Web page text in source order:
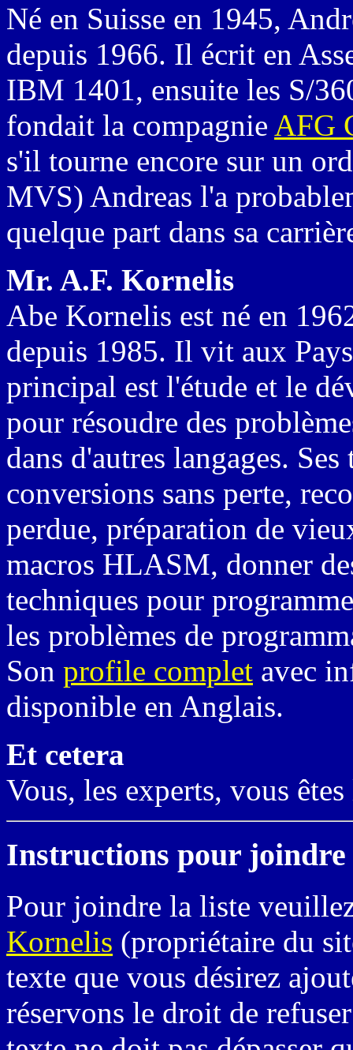
Né en Suisse en 1945,
depuis 1966. Il écrit en
IBM 1401, ensuite les S/
fondait la compagnie AFG
s'il tourne encore sur un
MVS) Andreas l'a
quelque part dans sa
Mr. A.F. Kornelis
Abe Kornelis est né en
depuis 1985. Il vit aux
principal est l'étude et le
pour résoudre des
dans d'autres langages.
conversions sans perte,
perdue, préparation de
macros HLASM, donner
techniques pour
les problèmes de
Son profile complet avec
disponible en Anglais.
Et cetera
Vous, les experts, vous
Instructions pour joindre
Pour joindre la liste
Kornelis (propriétaire du
texte que vous désirez
réservons le droit de